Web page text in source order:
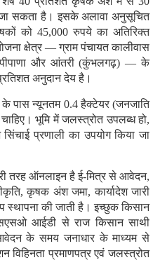
सकता है। इसके अलावा अनुसूचित
को 45,000 रुपये का अतिरिक्त
क्षेत्र — ग्राम पंचायत कालीवास
पीपाणा और आंतरी (कुंभलगढ़) — के
अनुदान देय है।
पास न्यूनतम 0.4 हैक्टेयर (जनजाति
भूमि में जलस्त्रोत उपलब्ध हो,
प्रणाली का उपयोग किया जा
तरह ऑनलाइन है ई-मित्र से आवेदन,
कृषक अंश जमा, कार्यादेश जारी
स्थापना की जाती है। इच्छुक किसान
आईडी से राज किसान साथी
के समय जनाधार के माध्यम से
विहिनता प्रमाणपत्र एवं जलस्त्रोत